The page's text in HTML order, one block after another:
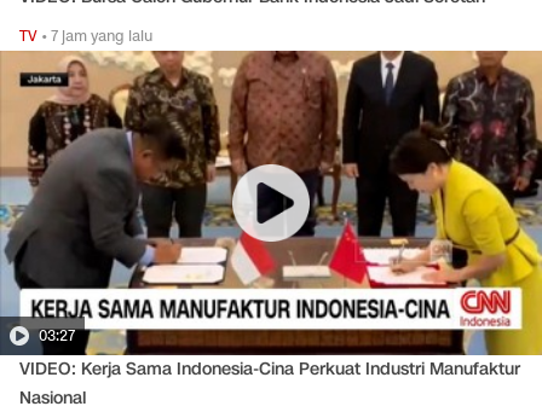
TV •7 jam yang lalu
03:27
VIDEO: Kerja Sama Indonesia-Cina Perkuat Industri Manufaktur
Nasional